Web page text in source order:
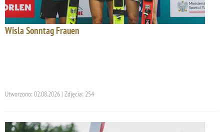
Wisla Sonntag Frauen
Utworzono: 02.08.2026 | Zdjęcia: 254